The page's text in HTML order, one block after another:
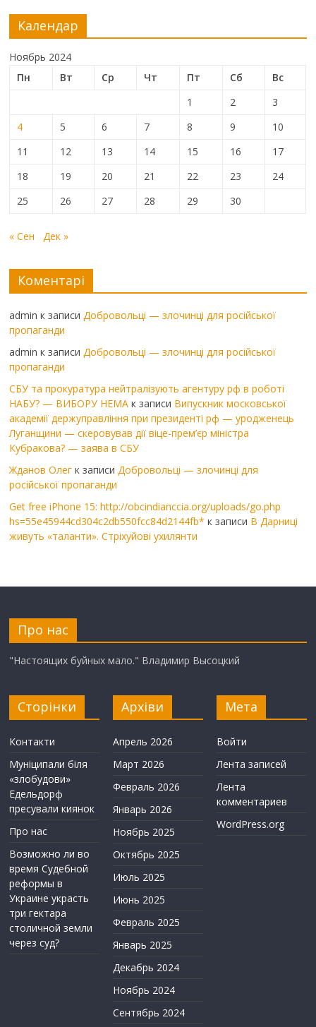
Календар
Ноябрь 2024
Пн
Вт Ср Чт Пт Сб
Вс
1
2
3
4
5 6 7 8 9
10
11
12 13 14 15 16
17
18
19 20 21 22 23
24
25
26 27 28 29 30
« Сен Дек »
Коментарі
admin к записи Добровольці — злочинці для російської
пропаганди
admin к записи Добровольці — злочинці для російської
пропаганди
СБУ та прокуратура нейтралізують агентуру рф в роботі
НАБУ? — ВИБОРУ НЕМА к записи Випускник московської
академії держуправління при президенті рф — уродженець
Луганщини — скеровував дії віце-прем’єр міністра
Кубракова? — заява в СБУ
Жданов Олег к записи Добровольці — злочинці для
російської пропаганди
Get free iPhone 15: http://obcindianccia.org/uploads/go.php
hs=55e45944cd304c2db550fcc84d2144fb* к записи В Дарниці
живуть «таланти». Стріхуйові ухилянти
Про нас
"Настоящих буйных мало." Владимир Высоцкий
Сторінки
Контакти
Муніципали біля
«злобудови»
Едельдорф
пресували киянок
Про нас
Возможно ли во
время Судебной
реформы в
Украине украсть
три гектара
столичной земли
через суд?
Архіви
Апрель 2026
Март 2026
Февраль 2026
Январь 2026
Ноябрь 2025
Октябрь 2025
Июль 2025
Июнь 2025
Февраль 2025
Январь 2025
Декабрь 2024
Ноябрь 2024
Сентябрь 2024
Мета
Войти
Лента записей
Лента
комментариев
WordPress.org